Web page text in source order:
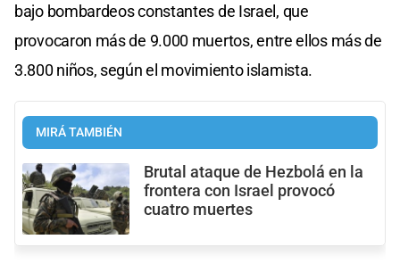
bajo bombardeos constantes de Israel, que
provocaron más de 9.000 muertos, entre ellos más de
3.800 niños, según el movimiento islamista.
MIRÁ TAMBIÉN
Brutal ataque de Hezbolá en la
frontera con Israel provocó
cuatro muertes